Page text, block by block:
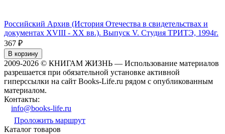
Российский Архив (История Отечества в свидетельствах и
документах XVIII - XX вв.). Выпуск V. Студия ТРИТЭ, 1994г.
367 ₽
В корзину
2009-2026 © КНИГАМ ЖИЗНЬ — Использование материалов
разрешается при обязательной установке активной
гиперссылки на сайт Books-Life.ru рядом с опубликованным
материалом.
Контакты:
info@books-life.ru
Проложить маршрут
Каталог товаров